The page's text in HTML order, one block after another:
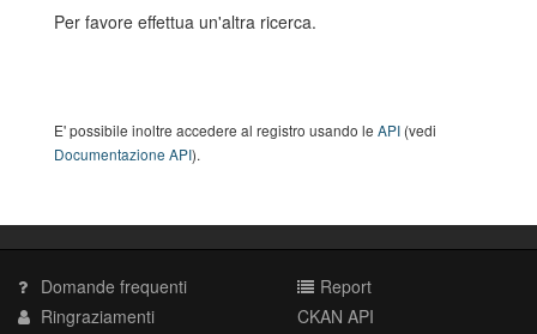
Per favore effettua un'altra ricerca.
E' possibile inoltre accedere al registro usando le API (vedi
Documentazione API).
Domande frequenti
Ringraziamenti
Report
CKAN API